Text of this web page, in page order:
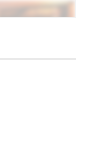
リーの手